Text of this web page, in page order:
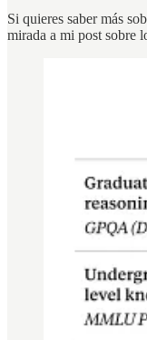
Si quieres saber más
mirada a mi post sobre